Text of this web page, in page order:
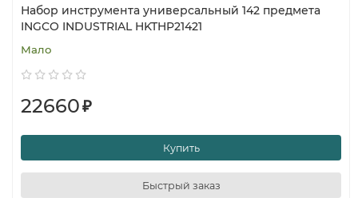
Набор инструмента универсальный 142 предмета
INGCO INDUSTRIAL HKTHP21421
Мало
22660₽
Купить
Быстрый заказ